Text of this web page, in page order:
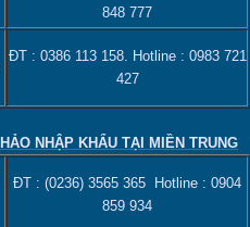
848 777
ĐT : 0386 113 158‬. Hotline : 0983 721
427
NHẬP KHẨU TẠI MIỀN TRUNG
ĐT : (0236) 3565 365 Hotline : 0904
859 934